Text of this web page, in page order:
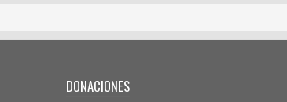
DONACIONES